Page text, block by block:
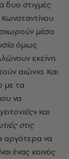
δυο στιγμές
μέσα
όμως
εκείνη
αιώνια. Και
με τα
να
και
στις
αργότερα να
ένας κοινός